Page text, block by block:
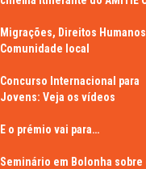
Migrações, Direitos
Comunidade local
Concurso Internacional para
Jovens: Veja os vídeos
E o prémio vai para…
Seminário em Bolonha sobre